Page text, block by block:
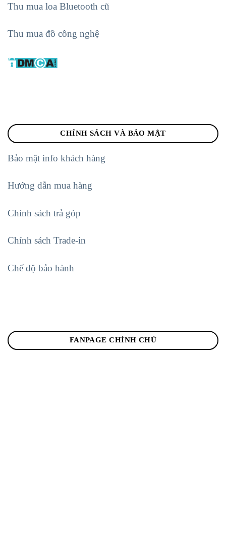
Thu mua loa Bluetooth cũ
Thu mua đồ công nghệ
CHÍNH SÁCH VÀ BẢO MẬT
Bảo mật info khách hàng
Hướng dẫn mua hàng
Chính sách trả góp
Chính sách Trade-in
Chế độ bảo hành
FANPAGE CHÍNH CHỦ